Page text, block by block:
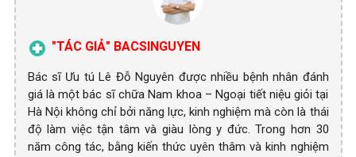
"TÁC GIẢ" BACSINGUYEN
Bác sĩ Ưu tú Lê Đỗ Nguyên được nhiều bệnh nhân đánh
giá là một bác sĩ chữa Nam khoa – Ngoại tiết niệu giỏi tại
Hà Nội không chỉ bởi năng lực, kinh nghiệm mà còn là thái
độ làm việc tận tâm và giàu lòng y đức. Trong hơn 30
năm công tác, bằng kiến thức uyên thâm và kinh nghiệm